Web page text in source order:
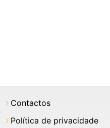
Contactos
Política de privacidade